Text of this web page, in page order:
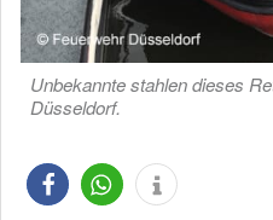
Unbekannte stahlen dieses
Düsseldorf.